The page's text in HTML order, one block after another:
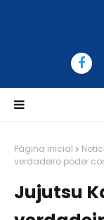
Página inicial
verdadeiro poder
Jujutsu